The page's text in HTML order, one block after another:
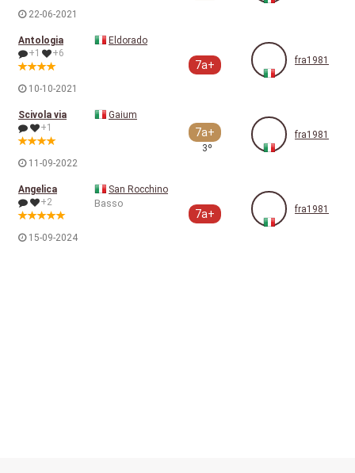
22-06-2021
Antologia
+1
+6
10-10-2021
Eldorado
7a+ fra1981
Scivola via
+1
11-09-2022
Gaium
7a+
3º
fra1981
Angelica
+2
15-09-2024
San Rocchino
Basso
7a+ fra1981